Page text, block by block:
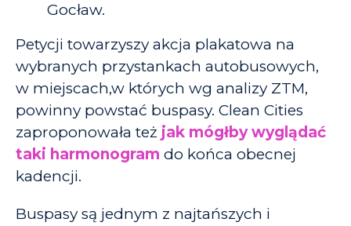
Gocław.
Petycji towarzyszy akcja plakatowa na
wybranych przystankach autobusowych,
w miejscach,w których wg analizy ZTM,
powinny powstać buspasy. Clean Cities
zaproponowała też jak mógłby wyglądać
taki harmonogram do końca obecnej
kadencji.
Buspasy są jednym z najtańszych i